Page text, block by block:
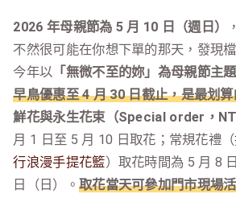
2026 年母親節為 5 月 10 日（週日） ，
不然很可能在你想下單的那天，發現
今年以 「無微不至的妳」為母親節主題
早鳥優惠至 4 月 30 日截止，是最划
鮮花與永生花束（Special order，
月 1 日至 5 月 10 日取花；常規花禮（
行浪漫手提花籃）取花時間為 5 月 8
日（日）。 取花當天可參加門市現場